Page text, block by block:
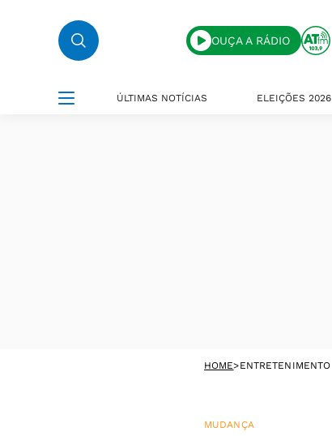
OUÇA A RÁDIO
ÚLTIMAS NOTÍCIAS ELEIÇÕES 2026
HOME>ENTRETENIMENTO
MUDANÇA